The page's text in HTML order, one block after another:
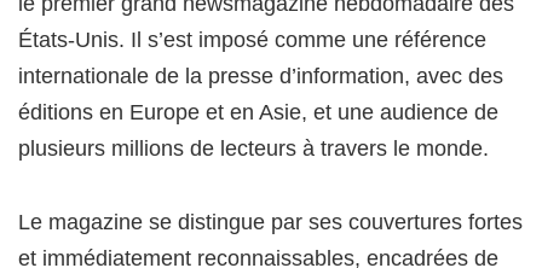
États‑Unis. Il s’est imposé comme une référence
internationale de la presse d’information, avec des
éditions en Europe et en Asie, et une audience de
plusieurs millions de lecteurs à travers le monde.
Le magazine se distingue par ses couvertures fortes
et immédiatement reconnaissables, encadrées de